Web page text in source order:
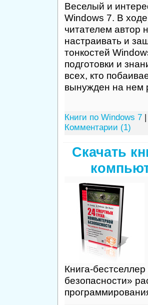
Веселый и
Windows 7. В
читателем автор
настраивать и
тонкостей
подготовки и
всех, кто
вынужден на нем
Книги по Windows 7|
Комментарии (1)
Скачать
Книга-
безопасности»